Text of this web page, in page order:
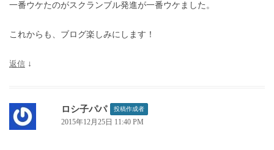
一番ウケたのがスクランブル発進が一番ウケました。
これからも、ブログ楽しみにします！
返信 ↓
ロシ子パパ 投稿作成者
2015年12月25日 11:40 PM